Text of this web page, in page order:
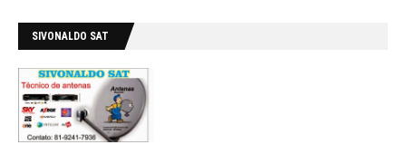
SIVONALDO SAT